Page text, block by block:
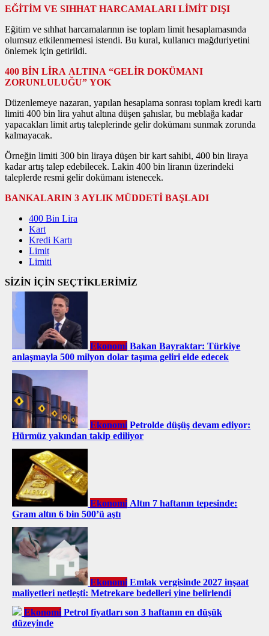
EĞİTİM VE SIHHAT HARCAMALARI LİMİT DIŞI
Eğitim ve sıhhat harcamalarının ise toplam limit hesaplamasında
olumsuz etkilenmemesi istendi. Bu kural, kullanıcı mağduriyetini
önlemek için getirildi.
400 BİN LİRA ALTINA “GELİR DOKÜMANI
ZORUNLULUĞU” YOK
Düzenlemeye nazaran, yapılan hesaplama sonrası toplam kredi kartı
limiti 400 bin lira yahut altına düşen şahıslar, bu meblağa kadar
yapacakları limit artış taleplerinde gelir dokümanı sunmak zorunda
kalmayacak.
Örneğin limiti 300 bin liraya düşen bir kart sahibi, 400 bin liraya
kadar artış talep edebilecek. Lakin 400 bin liranın üzerindeki
taleplerde resmi gelir dokümanı istenecek.
BANKALARIN 3 AYLIK MÜDDETİ BAŞLADI
400 Bin Lira
Kart
Kredi Kartı
Limit
Limiti
SİZİN İÇİN SEÇTİKLERİMİZ
Ekonomi Bakan Bayraktar: Türkiye
anlaşmayla 500 milyon dolar taşıma geliri elde edecek
Ekonomi Petrolde düşüş devam ediyor:
Hürmüz yakından takip ediliyor
Ekonomi Altın 7 haftanın tepesinde:
Gram altın 6 bin 500’ü aştı
Ekonomi Emlak vergisinde 2027 inşaat
maliyetleri netleşti: Metrekare bedelleri yine belirlendi
Ekonomi Petrol fiyatları son 3 haftanın en düşük
düzeyinde